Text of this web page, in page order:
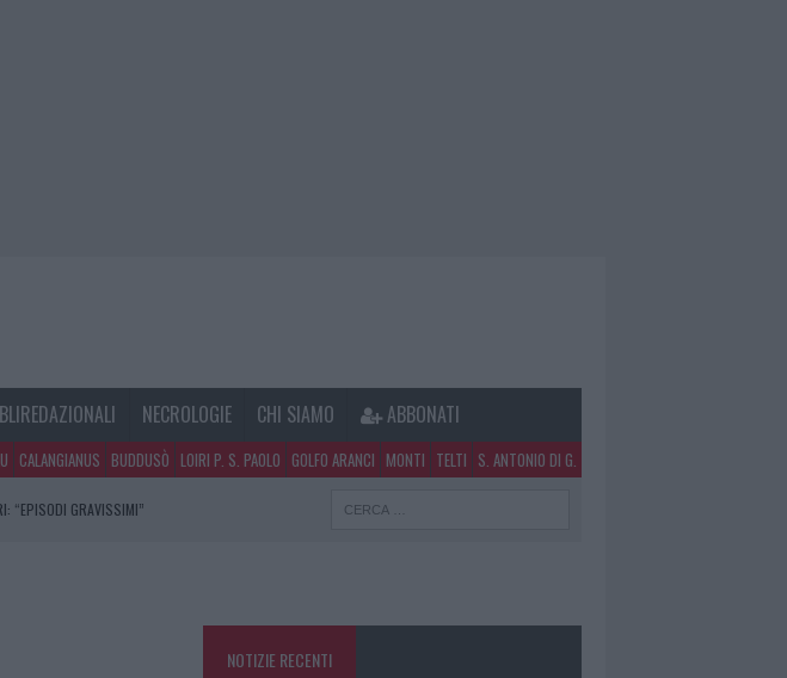
NECROLOGIE CHI SIAMO ABBONATI
CALANGIANUS BUDDUSÒ LOIRI P. S. PAOLO GOLFO ARANCI MONTI TELTI S. ANTONIO DI G.
“EPISODI GRAVISSIMI”
NOTIZIE RECENTI